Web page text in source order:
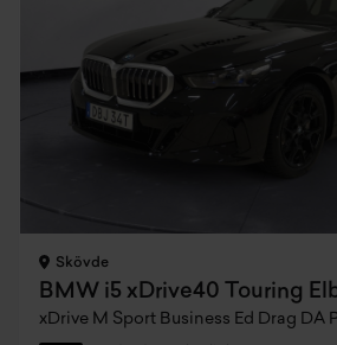
Skövde
BMW i5 xDrive40 Touring
xDrive M Sport Business Ed Drag DA